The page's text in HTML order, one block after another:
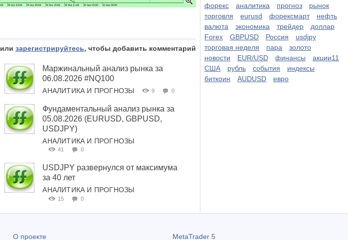
или зарегистрируйтесь, чтобы добавить комментарий
Маржинальный анализ рынка за
06.08.2026 #NQ100
АНАЛИТИКА И ПРОГНОЗЫ 9 0
Фундаментальный анализ рынка за
05.08.2026 (EURUSD, GBPUSD,
USDJPY)
АНАЛИТИКА И ПРОГНОЗЫ
41 0
USDJPY развернулся от максимума
за 40 лет
АНАЛИТИКА И ПРОГНОЗЫ
15 0
форекс аналитика прогноз
рынок
торговля
eurusd форексмарт
нефть
валюта
экономика трейдер
доллар
Forex
GBPUSD Россия
usdjpy
торговая неделя
пара
золото
новости
EUR/USD финансы
акции11
США
рубль события
индексы
биткоин
AUDUSD евро
О проекте MetaTrader 5